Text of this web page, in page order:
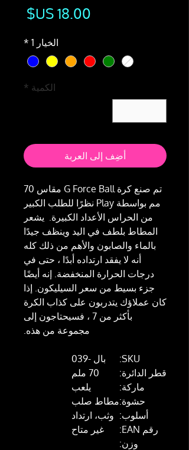
الخيار 1 *
الكمية *
أضِف إلى العربة
تم صنع كرة G Force Ball مقاس 70
مم بواسطة Play نظرًا للطلب الكبير
من الحراس الأعداد الكبيرة. يشعر
المطاط بلطف في اليد وينظف جيدًا
بالماء والصابون والأهم من ذلك كله
أنه لا يفقد ارتداده أبدًا ، حتى في
درجات الحرارة المنخفضة. إنه أيضًا
جزء بسيط من سعر السيليكون. إذا
كان عملاؤك يتدربون على كذاب الكرة
بأكثر من 7 ، فسيحتاجون إلى
مجموعة من هذه.
SKU:
بال -039
قطر الدائرة:
70 ملم
ماركة:
يلعب
حشوة:مطاط صلب
أسلوب: وثب، ارتداد
رقم EAN:
غير متاح
وزن: